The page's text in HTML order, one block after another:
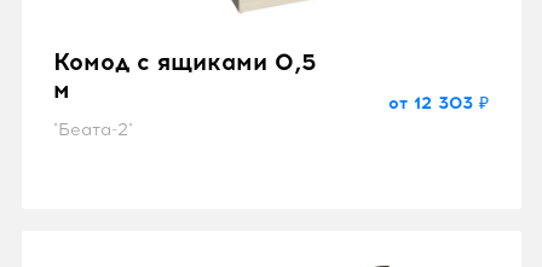
Комод с ящиками 0,5
м
"Беата-2"
от 12 303 ₽